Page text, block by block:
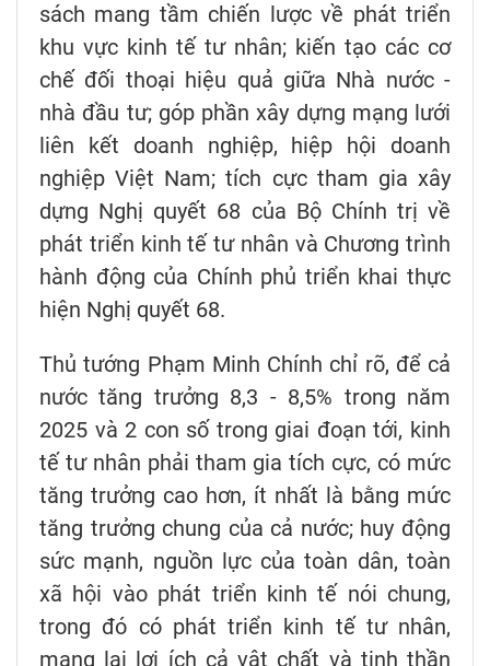
sách mang tầm chiến lược về phát triển
khu vực kinh tế tư nhân; kiến tạo các cơ
chế đối thoại hiệu quả giữa Nhà nước -
nhà đầu tư; góp phần xây dựng mạng lưới
liên kết doanh nghiệp, hiệp hội doanh
nghiệp Việt Nam; tích cực tham gia xây
dựng Nghị quyết 68 của Bộ Chính trị về
phát triển kinh tế tư nhân và Chương trình
hành động của Chính phủ triển khai thực
hiện Nghị quyết 68.
Thủ tướng Phạm Minh Chính chỉ rõ, để cả
nước tăng trưởng 8,3 - 8,5% trong năm
2025 và 2 con số trong giai đoạn tới, kinh
tế tư nhân phải tham gia tích cực, có mức
tăng trưởng cao hơn, ít nhất là bằng mức
tăng trưởng chung của cả nước; huy động
sức mạnh, nguồn lực của toàn dân, toàn
xã hội vào phát triển kinh tế nói chung,
trong đó có phát triển kinh tế tư nhân,
mang lại lợi ích cả vật chất và tinh thần